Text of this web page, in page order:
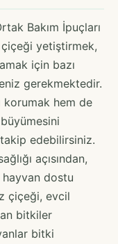
Bakım İpuçları
çiçeği yetiştirmek,
için bazı
gerekmektedir.
korumak hem de
takip edebilirsiniz.
açısından,
dostu
çiçeği, evcil
bitkiler
bitki